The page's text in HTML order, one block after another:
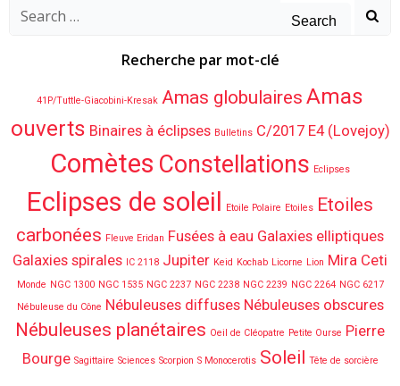
Search
Recherche par mot-clé
41P/Tuttle-Giacobini-Kresak Amas globulaires Amas
ouverts Binaires à éclipses Bulletins C/2017 E4 (Lovejoy)
Comètes Constellations Eclipses
Eclipses de soleil Etoile Polaire Etoiles Etoiles
carbonées Fleuve Eridan Fusées à eau Galaxies elliptiques
Galaxies spirales IC 2118 Jupiter Keid Kochab Licorne Lion Mira Ceti
Monde NGC 1300 NGC 1535 NGC 2237 NGC 2238 NGC 2239 NGC 2264 NGC 6217
Nébuleuse du Cône Nébuleuses diffuses Nébuleuses obscures
Nébuleuses planétaires Oeil de Cléopatre Petite Ourse Pierre
Bourge Sagittaire Sciences Scorpion S Monocerotis Soleil Tête de sorcière